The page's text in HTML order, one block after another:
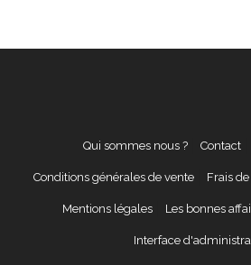
Qui sommes nous ? Contact
Conditions générales de vente Frais
Mentions légales Les bonnes
Interface